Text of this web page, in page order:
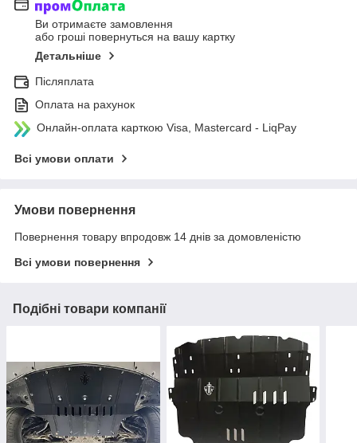
Ви отримаєте замовлення
або гроші повернуться на вашу картку
Детальніше
Післяплата
Оплата на рахунок
Онлайн-оплата карткою Visa, Mastercard - LiqPay
Всі умови оплати
Умови повернення
Повернення товару впродовж 14 днів за домовленістю
Всі умови повернення
Подібні товари компанії